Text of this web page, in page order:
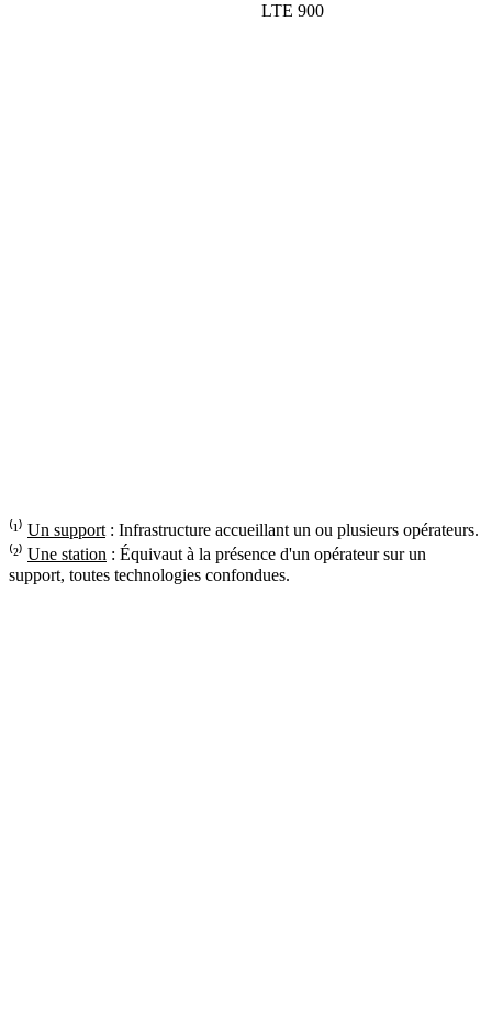
LTE 900
⁽¹⁾ Un support : Infrastructure accueillant un ou plusieurs opérateurs.
⁽²⁾ Une station : Équivaut à la présence d'un opérateur sur un
support, toutes technologies confondues.